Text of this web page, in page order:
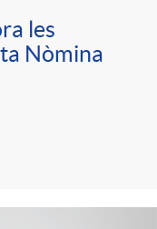
les
Nòmina